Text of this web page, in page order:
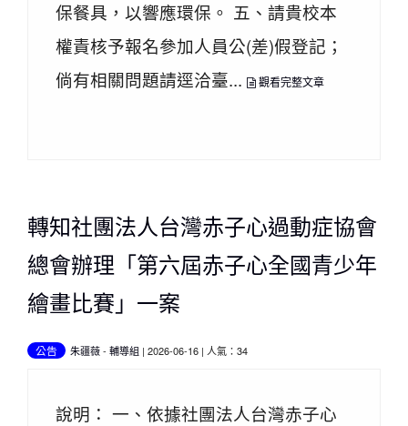
保餐具，以響應環保。 五、請貴校本
權責核予報名參加人員公(差)假登記；
倘有相關問題請逕洽臺...
觀看完整文章
轉知社團法人台灣赤子心過動症協會
總會辦理「第六屆赤子心全國青少年
繪畫比賽」一案
公告 朱疆薇- 輔導組 | 2026-06-16 | 人氣：34
說明： 一、依據社團法人台灣赤子心